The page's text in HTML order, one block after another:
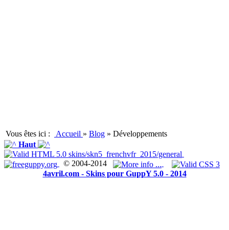
Vous êtes ici : Accueil » Blog » Développements
Haut
© 2004-2014
4avril.com - Skins pour GuppY 5.0 - 2014